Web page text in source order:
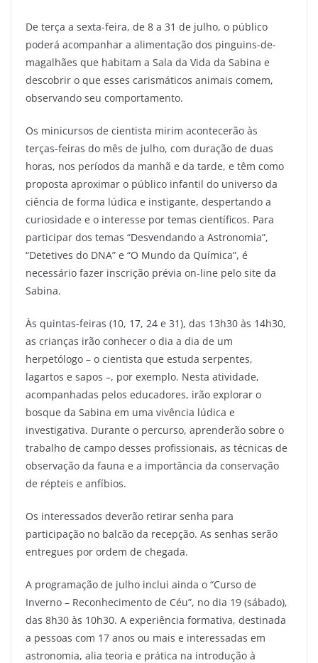
De terça a sexta-feira, de 8 a 31 de julho, o público
poderá acompanhar a alimentação dos pinguins-de-
magalhães que habitam a Sala da Vida da Sabina e
descobrir o que esses carismáticos animais comem,
observando seu comportamento.
Os minicursos de cientista mirim acontecerão às
terças-feiras do mês de julho, com duração de duas
horas, nos períodos da manhã e da tarde, e têm como
proposta aproximar o público infantil do universo da
ciência de forma lúdica e instigante, despertando a
curiosidade e o interesse por temas científicos. Para
participar dos temas “Desvendando a Astronomia”,
“Detetives do DNA” e “O Mundo da Química”, é
necessário fazer inscrição prévia on-line pelo site da
Sabina.
Às quintas-feiras (10, 17, 24 e 31), das 13h30 às 14h30,
as crianças irão conhecer o dia a dia de um
herpetólogo – o cientista que estuda serpentes,
lagartos e sapos –, por exemplo. Nesta atividade,
acompanhadas pelos educadores, irão explorar o
bosque da Sabina em uma vivência lúdica e
investigativa. Durante o percurso, aprenderão sobre o
trabalho de campo desses profissionais, as técnicas de
observação da fauna e a importância da conservação
de répteis e anfíbios.
Os interessados deverão retirar senha para
participação no balcão da recepção. As senhas serão
entregues por ordem de chegada.
A programação de julho inclui ainda o “Curso de
Inverno – Reconhecimento de Céu”, no dia 19 (sábado),
das 8h30 às 10h30. A experiência formativa, destinada
a pessoas com 17 anos ou mais e interessadas em
astronomia, alia teoria e prática na introdução à